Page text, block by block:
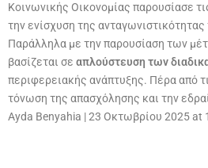
Κοινωνικής Οικονομίας παρουσίασε
την ενίσχυση της
Παράλληλα με την παρουσίαση των
βασίζεται σε απλούστευση των
περιφερειακής ανάπτυξης. Πέρα από
τόνωση της απασχόλησης και την
Ayda Benyahia |23 Οκτωβρίου 2025 at